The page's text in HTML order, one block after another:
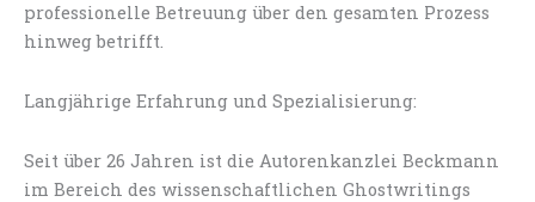
professionelle Betreuung über den gesamten Prozess
hinweg betrifft.
Langjährige Erfahrung und Spezialisierung:
Seit über 26 Jahren ist die Autorenkanzlei Beckmann
im Bereich des wissenschaftlichen Ghostwritings